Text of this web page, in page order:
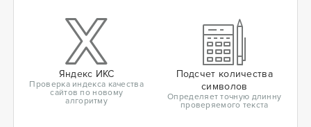
Яндекс ИКС
Проверка индекса качества
сайтов по новому
алгоритму
Подсчет количества
символов
Определяет точную длинну
проверяемого текста